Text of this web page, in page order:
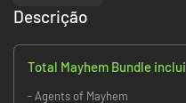
Descrição
Total Mayhem Bundle inclui
- Agents of Mayhem